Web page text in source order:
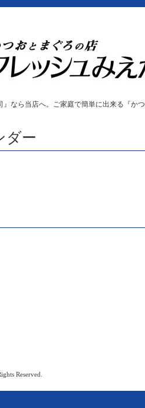
』なら当店へ。ご家庭で簡単に出来る『か
ダー
Reserved.